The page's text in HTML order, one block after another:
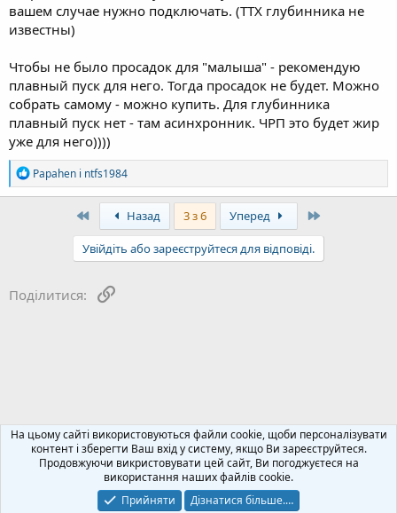
вашем случае нужно подключать. (ТТХ глубинника не
известны)
Чтобы не было просадок для "малыша" - рекомендую
плавный пуск для него. Тогда просадок не будет. Можно
собрать самому - можно купить. Для глубинника
плавный пуск нет - там асинхронник. ЧРП это будет жир
уже для него))))
Р
е
а
Papahen і ntfs1984
Назад 3 з 6 Уперед
Увійдіть або зареєструйтеся для відповіді.
Поділитися:
Все про все. В подальшому поділ на категорії
Зворотний зв'язок Політика конфіденційності
Допомога
На цьому сайті використовуються файли cookie, щоби персоналізувати
контент і зберегти Ваш вхід у систему, якщо Ви зареєструйтеся.
Продовжуючи викристовувати цей сайт, Ви погоджуєтеся на
використання наших файлів cookie.
Прийняти
Дізнатися більше.…